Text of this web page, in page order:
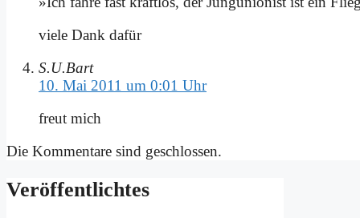
vie­le Dank da­für
S.U.Bart
10. Mai 2011 um 0:01 Uhr
freut mich
Die Kommentare sind geschlossen.
Ver­öf­fent­lich­tes